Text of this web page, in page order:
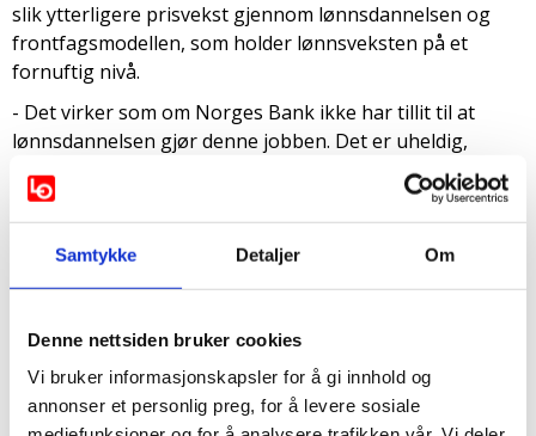
Samtykke Detaljer Om
Denne nettsiden bruker cookies
Vi bruker informasjonskapsler for å gi innhold og
annonser et personlig preg, for å levere sosiale
slik ytterligere prisvekst gjennom lønnsdannelsen og
frontfagsmodellen, som holder lønnsveksten på et
fornuftig nivå.
- Det virker som om Norges Bank ikke har tillit til at
lønnsdannelsen gjør denne jobben. Det er uheldig,
legger han til.
Renteøkninger tross nullvekst
Bjørnstad viser til at Norges Bank erkjenner at «det er
ned». BNP i Fastlands-Norge falt i juli. Det er ikke like
stor mangel på arbeidskraft lenger, og trenden i antall
nye ledige stillinger har falt de siste månedene. Likevel
fortsetter renteøkningene.